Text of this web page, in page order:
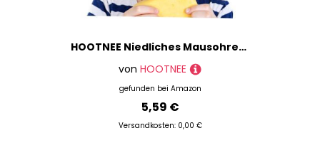
HOOTNEE Niedliches Mausohren Haarband aus Weichem Komfortabel und Langlebig Vielseitiges Kostümzubehör für Erwachsene für Party Karneval Cosplay und Bühnenauftritte
von HOOTNEE
gefunden bei Amazon
5,59 €
Versandkosten: 0,00 €